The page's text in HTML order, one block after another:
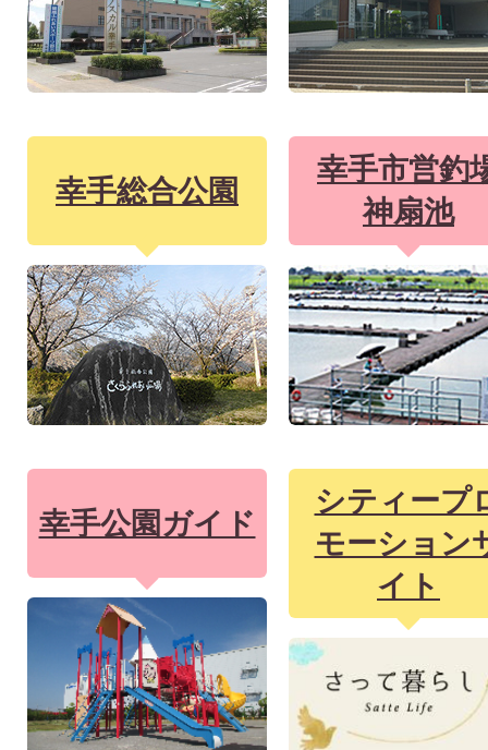
幸手総合公園
幸手市営釣
神扇池
幸手公園ガイド
シティープ
モーション
イト